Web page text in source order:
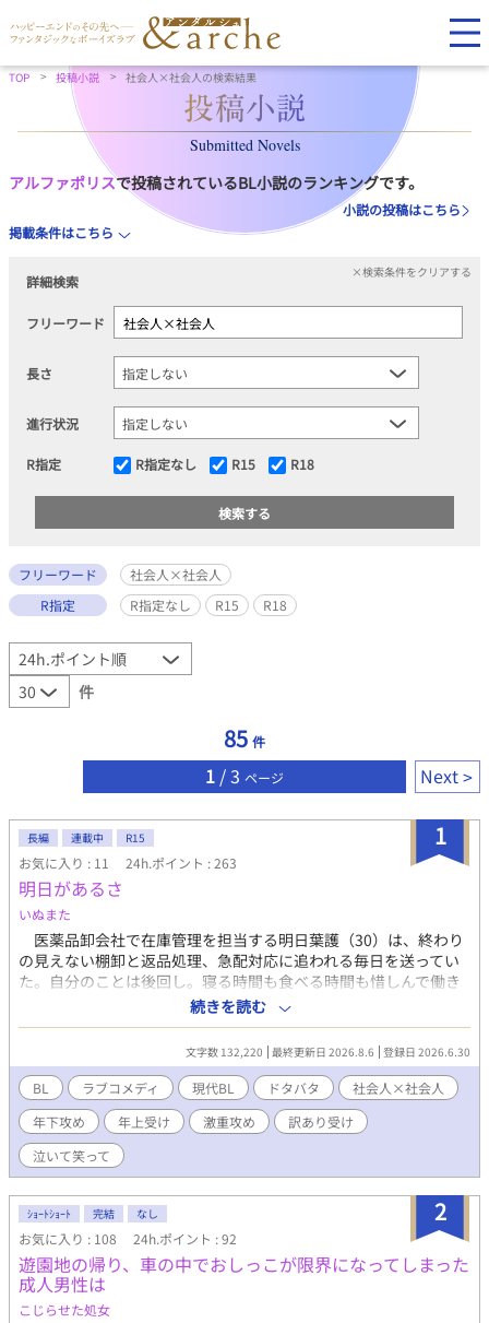
TOP 投稿小説 社会人×社会人の検索結果
Submitted Novels
アルファポリスで投稿されているBL小説のランキングです。
小説の投稿はこちら
掲載条件はこちら
詳細検索
×検索条件をクリアする
フリーワード
長さ
進行状況
R指定 R指定なし R15 R18
フリーワード
社会人×社会人
R指定
R指定なし R15 R18
件
85 件
1 / 3 ページ Next
1
長編 連載中 R15
お気に入り : 11 24h.ポイント : 263
明日があるさ
いぬまた
医薬品卸会社で在庫管理を担当する明日葉護（30）は、終わり
の見えない棚卸と返品処理、急配対応に追われる毎日を送ってい
た。自分のことは後回し。寝る時間も食べる時間も惜しんで働き
続ける、絵に描いたような社畜だった。 そんな職場に、一人の
新人社員・亜笠誠一郎（25）が配属される。 仕事は完璧、容姿
端麗。しかし、なぜか明日葉にだけ異常なほど世話を焼き、無茶
な働き方を見れば本気で怒る、不思議な男だった。 明日葉はま
だ知らない。 この新人が、一年前から自分に恋をしていたこと
を。 そして、この出会いが、止まっていた自分の人生を少しず
つ動かしていくことをーーーー 押しかけ女房世話焼き攻（年
下）×自己肯定感低め天然社畜受（年上）の泣いて笑ってドタバ
タＢＬコメディです。仕事描写多め、全年齢向けですが下ネタあ
す。最初から最後までドタバタしています。第一章全十話予定。
カクヨム、小説家になろうでも公開中。
続きを読む
文字数 132,220 最終更新日 2026.8.6 登録日 2026.6.30
BL ラブコメディ 現代BL ドタバタ
社会人×社会人
年下攻め
年上受け 激重攻め
訳あり受け
泣いて笑って
2
ｼｮｰﾄｼｮｰﾄ 完結 なし
お気に入り : 108 24h.ポイント : 92
遊園地の帰り、車の中でおしっこが限界になってしまった
成人男性は
こじらせた処女